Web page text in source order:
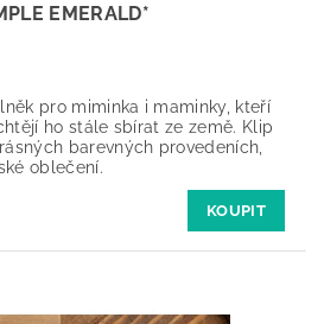
EMERALD*
pro miminka i maminky, kteří
ho stále sbírat ze země. Klip
barevných provedeních,
oblečení.
KOUPIT